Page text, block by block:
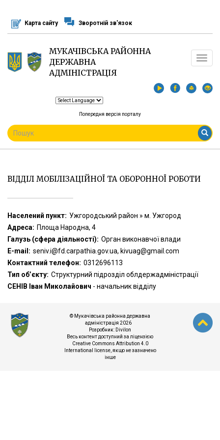
основного
матеріалу
Карта сайту Зворотній зв'язок
МУКАЧІВСЬКА РАЙОННА
ДЕРЖАВНА
АДМІНІСТРАЦІЯ
Toggle
Попередня версія порталу
ПОШУКОВА
ФОРМА
Пошук
ВІДДІЛ МОБІЛІЗАЦІЙНОЇ ТА ОБОРОННОЇ РОБОТИ
Населений пункт: Ужгородський район » м. Ужгород
Адреса: Площа Народна, 4
Галузь (сфера діяльності): Орган виконавчої влади
Е-mail: seniv.i@fd.carpathia.gov.ua, kivuag@gmail.com
Контактний телефон: 0312696113
Тип об’єкту: Структурний підрозділ облдержадміністрації
СЕНІВ Іван Миколайович - начальник відділу
© Мукачівська районна державна
адміністрація 2026
Розробник: Divilon
Весь контент доступний за ліцензією
Creative Commons Attribution 4.0
International license, якщо не зазначено
інше